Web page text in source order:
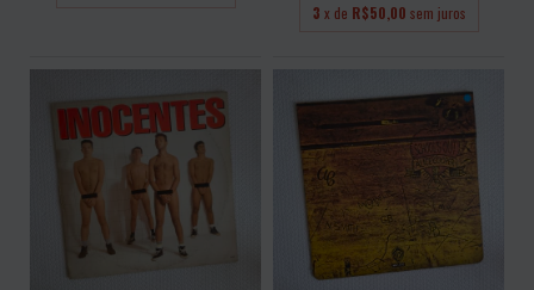
3 x de R$50,00 sem juros